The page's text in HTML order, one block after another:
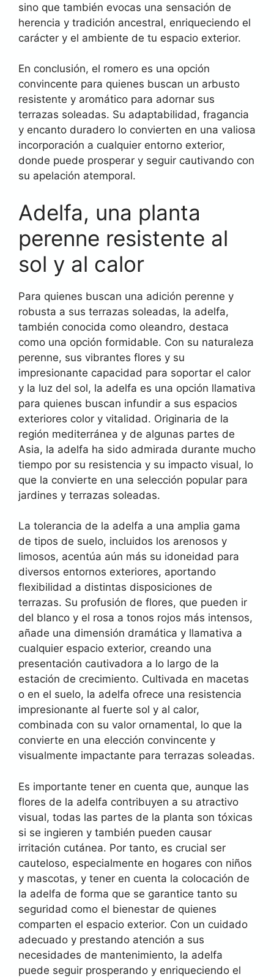
sino que también evocas una sensación de
herencia y tradición ancestral, enriqueciendo el
carácter y el ambiente de tu espacio exterior.
En conclusión, el romero es una opción
convincente para quienes buscan un arbusto
resistente y aromático para adornar sus
terrazas soleadas. Su adaptabilidad, fragancia
y encanto duradero lo convierten en una valiosa
incorporación a cualquier entorno exterior,
donde puede prosperar y seguir cautivando con
su apelación atemporal.
Adelfa, una planta
perenne resistente al
sol y al calor
Para quienes buscan una adición perenne y
robusta a sus terrazas soleadas, la adelfa,
también conocida como oleandro, destaca
como una opción formidable. Con su naturaleza
perenne, sus vibrantes flores y su
impresionante capacidad para soportar el calor
y la luz del sol, la adelfa es una opción llamativa
para quienes buscan infundir a sus espacios
exteriores color y vitalidad. Originaria de la
región mediterránea y de algunas partes de
Asia, la adelfa ha sido admirada durante mucho
tiempo por su resistencia y su impacto visual, lo
que la convierte en una selección popular para
jardines y terrazas soleadas.
La tolerancia de la adelfa a una amplia gama
de tipos de suelo, incluidos los arenosos y
limosos, acentúa aún más su idoneidad para
diversos entornos exteriores, aportando
flexibilidad a distintas disposiciones de
terrazas. Su profusión de flores, que pueden ir
del blanco y el rosa a tonos rojos más intensos,
añade una dimensión dramática y llamativa a
cualquier espacio exterior, creando una
presentación cautivadora a lo largo de la
estación de crecimiento. Cultivada en macetas
o en el suelo, la adelfa ofrece una resistencia
impresionante al fuerte sol y al calor,
combinada con su valor ornamental, lo que la
convierte en una elección convincente y
visualmente impactante para terrazas soleadas.
Es importante tener en cuenta que, aunque las
flores de la adelfa contribuyen a su atractivo
visual, todas las partes de la planta son tóxicas
si se ingieren y también pueden causar
irritación cutánea. Por tanto, es crucial ser
cauteloso, especialmente en hogares con niños
y mascotas, y tener en cuenta la colocación de
la adelfa de forma que se garantice tanto su
seguridad como el bienestar de quienes
comparten el espacio exterior. Con un cuidado
adecuado y prestando atención a sus
necesidades de mantenimiento, la adelfa
puede seguir prosperando y enriqueciendo el